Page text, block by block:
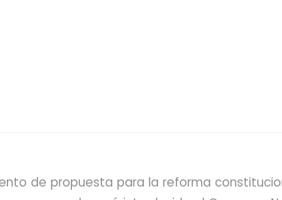
de propuesta para la reforma